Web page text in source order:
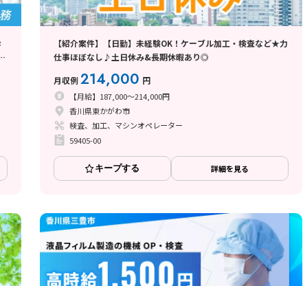
【紹介案件】【日勤】未経験OK！ケーブル加工・検査など★力
仕事ほぼなし♪土日休み&長期休暇あり◎
月収例214,000 円
【月給】187,000～214,000円
香川県東かがわ市
検査、加工、マシンオペレーター
59405-00
キープする 詳細を見る